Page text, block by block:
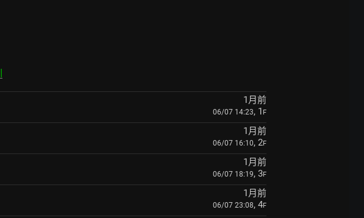
1月前
06/07 14:23, 1 F
1月前
06/07 16:10, 2F
1月前
06/07 18:19, 3F
1月前
06/07 23:08, 4F